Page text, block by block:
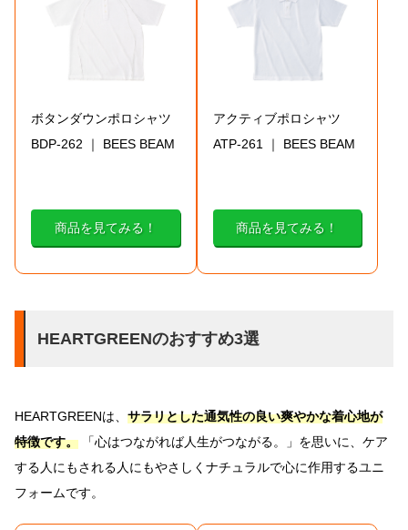
ボタンダウンポロシャツ
BDP-262 ｜ BEES BEAM
商品を見てみる！
アクティブポロシャツ
ATP-261 ｜ BEES BEAM
商品を見てみる！
HEARTGREENのおすすめ3選
HEARTGREENは、 サラリとした通気性の良い爽やかな着心地が
特徴です。 「心はつながれば人生がつながる。」を思いに、ケア
する人にもされる人にもやさしくナチュラルで心に作用するユニ
フォームです。